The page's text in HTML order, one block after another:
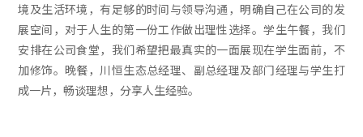
境及生活环境，有足够的时间与领导沟通，明确自己在公司的发
展空间，对于人生的第一份工作做出理性选择。学生午餐，我们
安排在公司食堂，我们希望把最真实的一面展现在学生面前，不
加修饰。晚餐，川恒生态总经理、副总经理及部门经理与学生打
成一片，畅谈理想，分享人生经验。